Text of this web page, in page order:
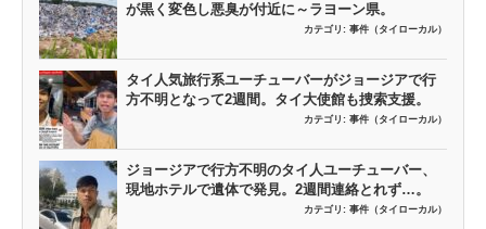
が黒く変色し悪臭が付近に～ラヨーン県。
カテゴリ: 事件（タイローカル）
タイ人気旅行系ユーチューバーがジョージアで行
方不明となって2週間。タイ大使館も捜索支援。
カテゴリ: 事件（タイローカル）
ジョージアで行方不明のタイ人ユーチューバー、
現地ホテルで遺体で発見。2週間連絡とれず…。
カテゴリ: 事件（タイローカル）